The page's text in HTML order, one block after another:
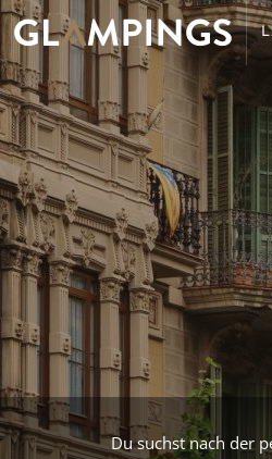
Du suchst nach der